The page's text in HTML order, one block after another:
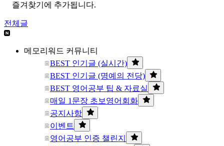
즐겨찾기에 추가됩니다.
전체글
메모리워드 커뮤니티
BEST 인기글 (실시간)
BEST 인기글 (명예의 전당)
BEST 영어공부 팁 & 자료실
매일 1문장 초보영어회화
공지사항
이벤트
영어공부 인증 챌린지